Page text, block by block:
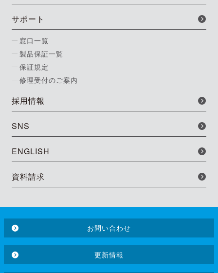
サポート
窓口一覧
製品保証一覧
保証規定
修理受付のご案内
採用情報
SNS
ENGLISH
資料請求
お問い合わせ
更新情報